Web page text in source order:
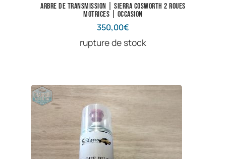
Arbre de transmission | Sierra Cosworth 2 roues
motrices | Occasion
350,00€
rupture de stock